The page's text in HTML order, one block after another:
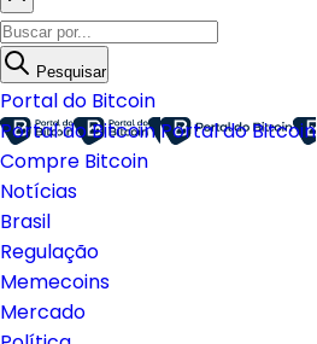
Pesquisar
Portal do Bitcoin
Portal do BitcoinPortal do Bitcoin
Compre Bitcoin
Notícias
Brasil
Regulação
Memecoins
Mercado